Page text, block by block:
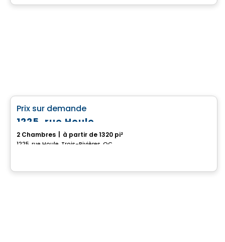
Prix sur demande
1225, rue Houle
2 Chambres à partir de 1320 pi²
1225, rue Houle, Trois-Rivières, QC